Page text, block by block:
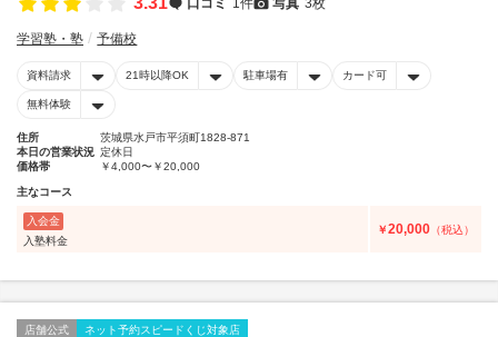
学習塾・塾 予備校
資料請求 21時以降OK 駐車場有 カード可
無料体験
住所
茨城県水戸市平須町1828-871
本日の営業状況 定休日
価格帯
￥4,000〜￥20,000
主なコース
入会金
入塾料金
￥20,000 （税込）
店舗公式 ネット予約スピードくじ対象店